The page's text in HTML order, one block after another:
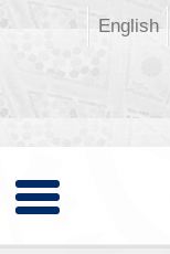
English